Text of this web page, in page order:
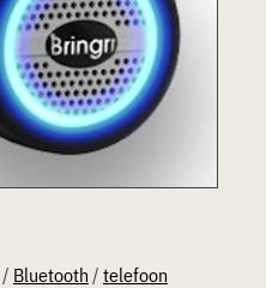
/ Bluetooth / telefoon